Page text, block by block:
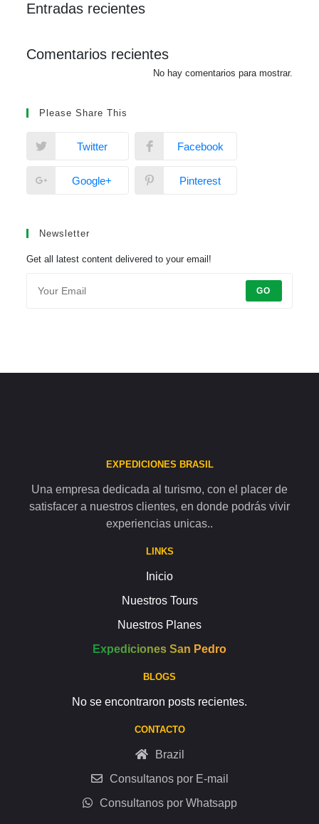
Entradas recientes
Comentarios recientes
No hay comentarios para mostrar.
Please Share This
Twitter Facebook
Google+ Pinterest
Newsletter
Get all latest content delivered to your email!
GO
EXPEDICIONES BRASIL
Una empresa dedicada al turismo, con el placer de
satisfacer a nuestros clientes, en donde podrás vivir
experiencias unicas..
LINKS
Inicio
Nuestros Tours
Nuestros Planes
Expediciones San Pedro
BLOGS
No se encontraron posts recientes.
CONTACTO
Brazil
Consultanos por E-mail
Consultanos por Whatsapp